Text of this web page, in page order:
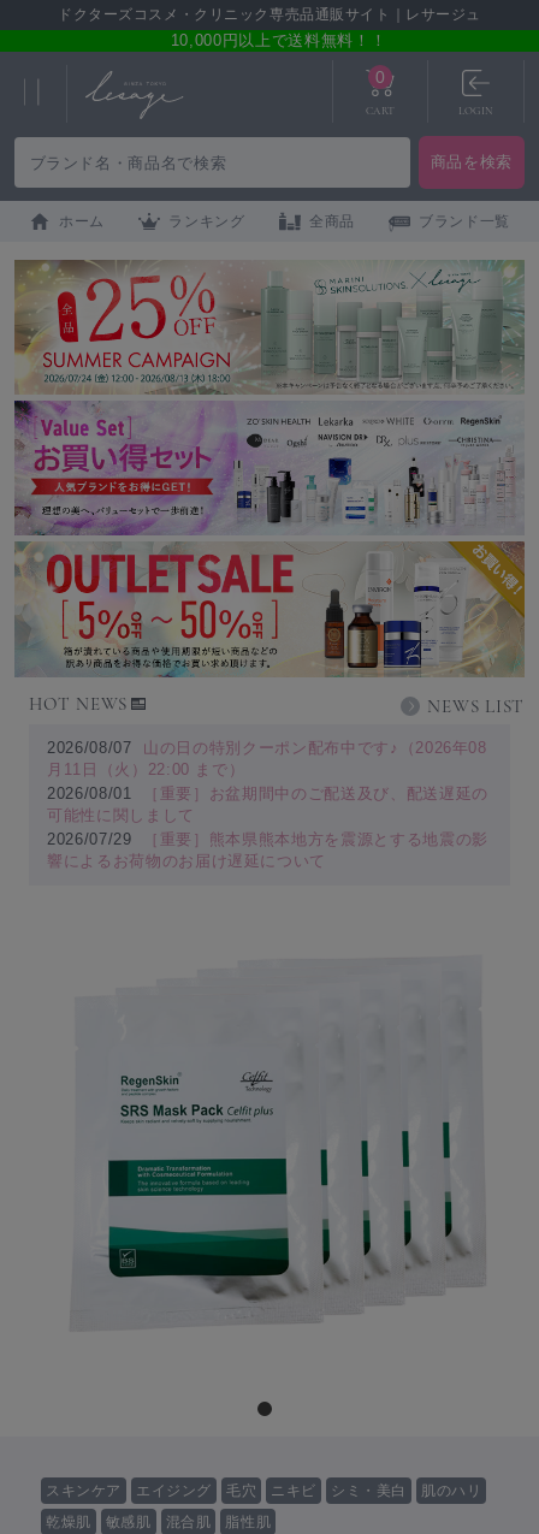
ドクターズコスメ・クリニック専売品通販サイト｜レサージュ
10,000円以上で送料無料！！
0
CART LOGIN
ホーム ランキング 全商品 ブランド一覧
HOT NEWS NEWS LIST
2026/08/07
山の日の特別クーポン配布中です♪（2026年08
月11日（火）22:00 まで）
2026/08/01
［重要］お盆期間中のご配送及び、配送遅延の
可能性に関しまして
2026/07/29
［重要］熊本県熊本地方を震源とする地震の影
響によるお荷物のお届け遅延について
スキンケア エイジング 毛穴 ニキビ シミ・美白
肌のハリ
乾燥肌
敏感肌 混合肌 脂性肌